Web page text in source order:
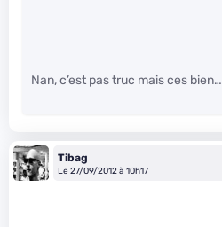
Nan, c’est pas truc mais ces bien…
Tibag
Le 27/09/2012 à 10h17